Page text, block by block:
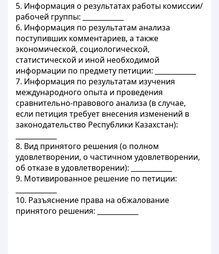
5. Информация о результатах работы комиссии/
рабочей группы: ____________
6. Информация по результатам анализа
поступивших комментариев, а также
экономической, социологической,
статистической и иной необходимой
информации по предмету петиции: ____________
7. Информация по результатам изучения
международного опыта и проведения
сравнительно-правового анализа (в случае,
если петиция требует внесения изменений в
законодательство Республики Казахстан):
8. Вид принятого решения (о полном
удовлетворении, о частичном удовлетворении,
об отказе в удовлетворении): ____________
9. Мотивированное решение по петиции:
10. Разъяснение права на обжалование
принятого решения: ____________